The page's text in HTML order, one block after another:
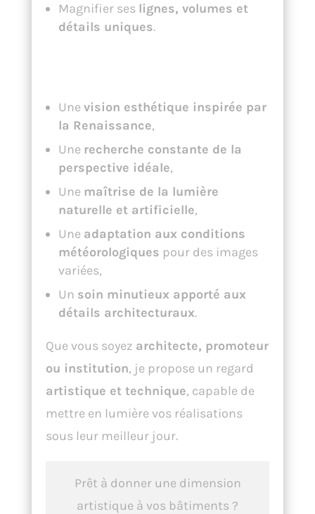
Magnifier ses lignes, volumes et
détails uniques.
Une vision esthétique inspirée par
la Renaissance,
Une recherche constante de la
perspective idéale,
Une maîtrise de la lumière
naturelle et artificielle,
Une adaptation aux conditions
météorologiques pour des images
variées,
Un soin minutieux apporté aux
détails architecturaux.
Que vous soyez architecte, promoteur
ou institution, je propose un regard
artistique et technique, capable de
mettre en lumière vos réalisations
sous leur meilleur jour.
Prêt à donner une dimension
artistique à vos bâtiments ?